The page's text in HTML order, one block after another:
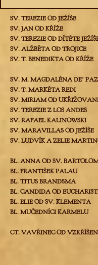
SV. TEREZIE OD JEŽÍŠE
SV. JAN OD KŘÍŽE
SV. TEREZIE OD DÍTĚTE
SV. ALŽBĚTA OD TROJICE
SV. T. BENEDIKTA OD KŘÍŽE
SV. M. MAGDALÉNA DEʼ
SV. T. MARKÉTA REDI
SV. MIRIAM OD
SV. TEREZIE Z LOS ANDES
SV. RAFAEL KALINOWSKI
SV. MARAVILLAS OD JEŽÍŠE
SV. LUDVÍK A ZELIE
BL. ANNA OD SV.
BL. FRANTIŠEK PALAU
BL. TITUS BRANDSMA
BL. CANDIDA OD
BL. ELIE OD SV. KLEMENTA
BL. MUČEDNÍCI KARMELU
CT. VAVŘINEC OD